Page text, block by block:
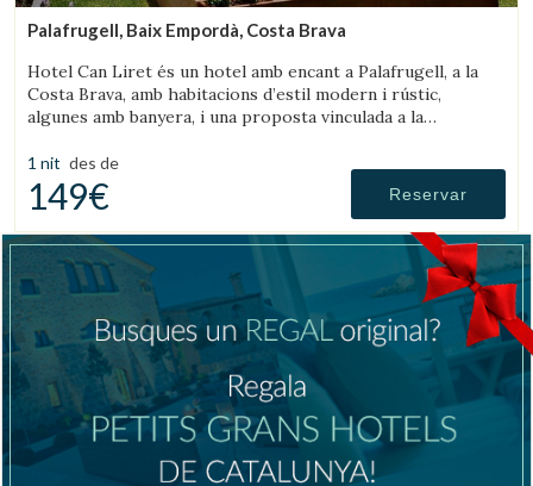
Gestionar la meva reserva
Palafrugell, Baix Empordà, Costa Brava
Hotel Can Liret és un hotel amb encant a Palafrugell, a la
Costa Brava, amb habitacions d’estil modern i rústic,
algunes amb banyera, i una proposta vinculada a la
1 nit des de
149€ Reservar